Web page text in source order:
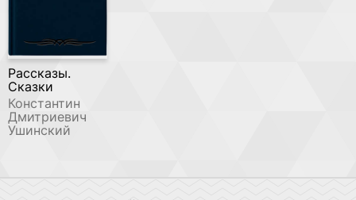
Рассказы.
Сказки
Константин
Дмитриевич
Ушинский